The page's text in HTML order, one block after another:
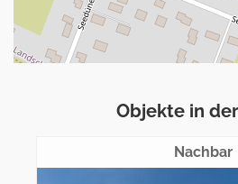
Objekte in
ca. 50m